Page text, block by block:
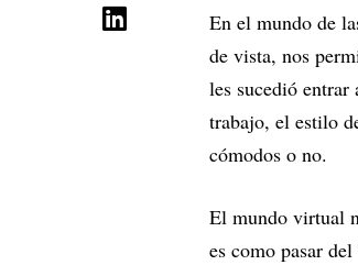
En el mundo de
de vista, nos
les sucedió
trabajo, el estilo
cómodos o no.
El mundo virtual
es como pasar